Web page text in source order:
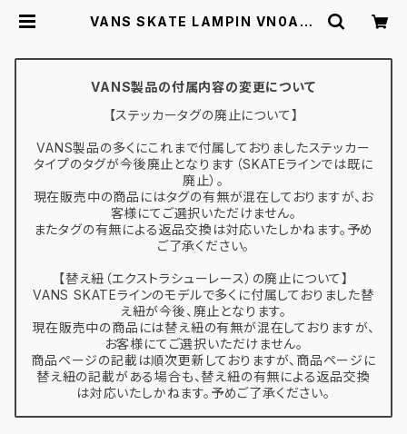
VANS SKATE LAMPIN VN0A5F
DOOR
VANS製品の付属内容の変更について
【ステッカータグの廃止について】
VANS製品の多くにこれまで付属しておりましたステッカー
タイプのタグが今後廃止となります（SKATEラインでは既に
廃止）。
現在販売中の商品にはタグの有無が混在しておりますが、お
客様にてご選択いただけません。
またタグの有無による返品交換は対応いたしかねます。予め
ご了承ください。
【替え紐（エクストラシューレース）の廃止について】
VANS SKATEラインのモデルで多くに付属しておりました替
え紐が今後、廃止となります。
現在販売中の商品には替え紐の有無が混在しておりますが、
お客様にてご選択いただけません。
商品ページの記載は順次更新しておりますが、商品ページに
替え紐の記載がある場合も、替え紐の有無による返品交換
は対応いたしかねます。予めご了承ください。